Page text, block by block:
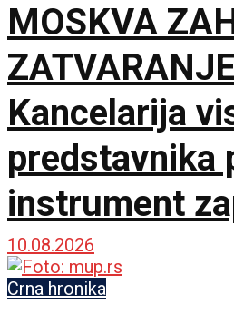
MOSKVA
Kancelarija
predstavnika
instrument
10.08.2026
Crna hronika